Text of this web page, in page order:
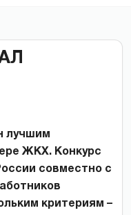
лучшим
ЖКХ. Конкурс
совместно с
критериям –